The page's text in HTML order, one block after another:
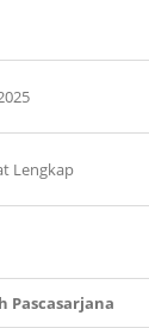
Lengkap
Pascasarjana